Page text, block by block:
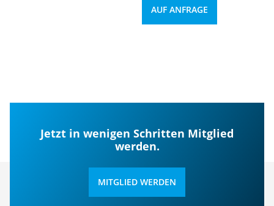
AUF ANFRAGE
Jetzt in wenigen Schritten Mitglied
werden.
MITGLIED WERDEN